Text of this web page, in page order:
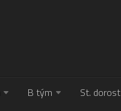
B tým St. dorost